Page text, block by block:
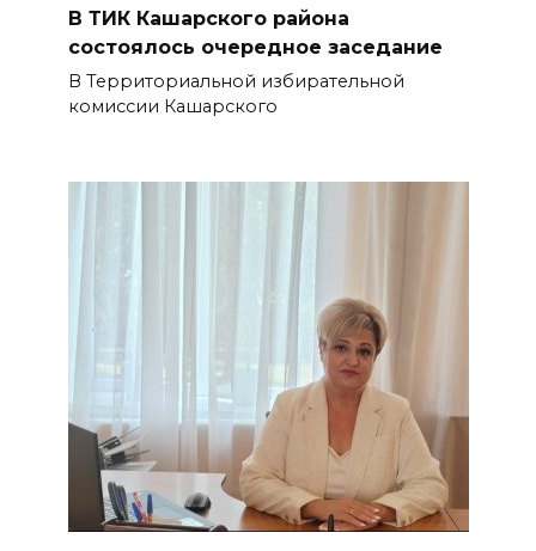
В ТИК Кашарского района
состоялось очередное заседание
В Территориальной избирательной
комиссии Кашарского